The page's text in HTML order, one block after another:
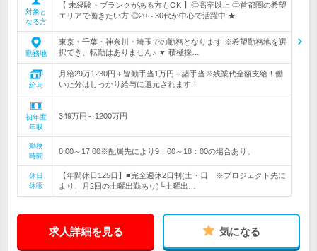
対象と
なる方
【 未経験・ブランクがある方もOK 】◎高卒以上 ◎首都圏の希望
エリアで働きたい方 ◎20～30代が中心で活躍中 ★
勤務地
東京・千葉・神奈川・埼玉での勤務となります ※希望勤務地を選
択でき、転勤はありません♪ ▼ 積極採…
給与
月給29万1230円＋皆勤手当1万円＋諸手当※残業代全額支給！働
いた分はしっかり給与に還元されます！
初年度
年収
349万円～1200万円
勤務
時間
8:00～17:00※配属先により9：00～18：00の場合あり。
休日
休暇
【年間休日125日】■完全週休2日制(土・日 ※プロジェクト先に
より、月2回の土曜出勤あり)└土曜出…
求人詳細を見る 気になる